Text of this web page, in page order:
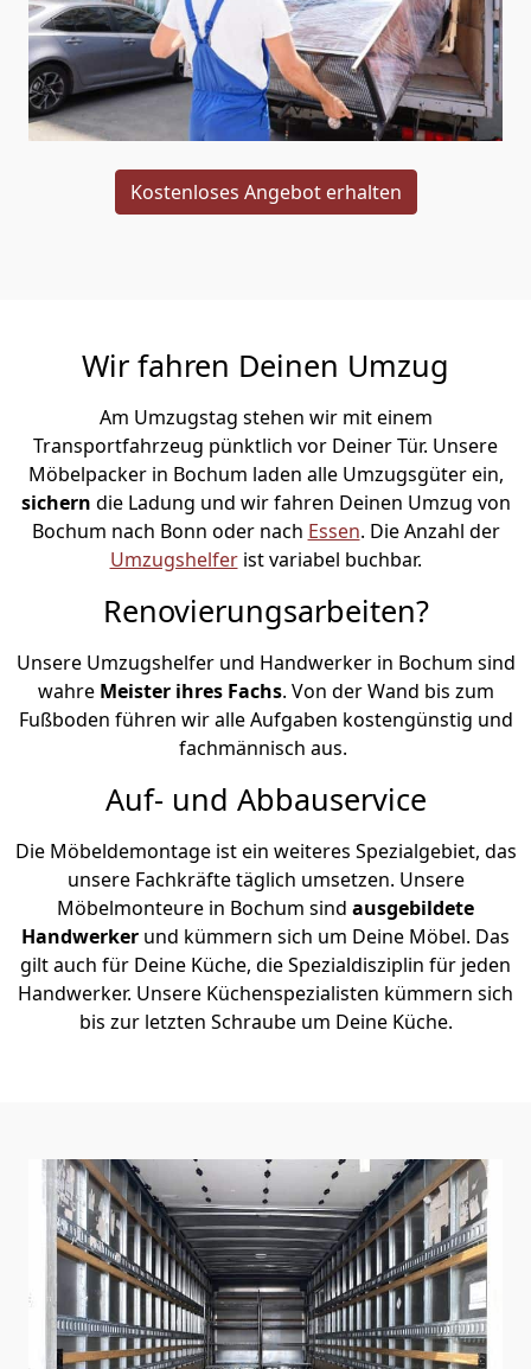
Kostenloses Angebot erhalten
Wir fahren Deinen Umzug
Am Umzugstag stehen wir mit einem
Transportfahrzeug pünktlich vor Deiner Tür. Unsere
Möbelpacker in Bochum laden alle Umzugsgüter ein,
sichern die Ladung und wir fahren Deinen Umzug von
Bochum nach Bonn oder nach Essen. Die Anzahl der
Umzugshelferist variabel buchbar.
Renovierungsarbeiten?
Unsere Umzugshelfer und Handwerker in Bochum sind
wahre Meister ihres Fachs. Von der Wand bis zum
Fußboden führen wir alle Aufgaben kostengünstig und
fachmännisch aus.
Auf- und Abbauservice
Die Möbeldemontage ist ein weiteres Spezialgebiet, das
unsere Fachkräfte täglich umsetzen. Unsere
Möbelmonteure in Bochum sind ausgebildete
Handwerker und kümmern sich um Deine Möbel. Das
gilt auch für Deine Küche, die Spezialdisziplin für jeden
Handwerker. Unsere Küchenspezialisten kümmern sich
bis zur letzten Schraube um Deine Küche.